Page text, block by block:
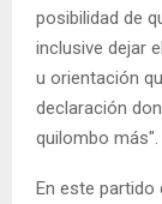
posibilidad de
inclusive dejar
u orientación
declaración
quilombo más".
En este partido